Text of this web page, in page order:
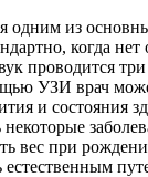
одним из
когда
проводится
УЗИ врач
и состояния
вес при